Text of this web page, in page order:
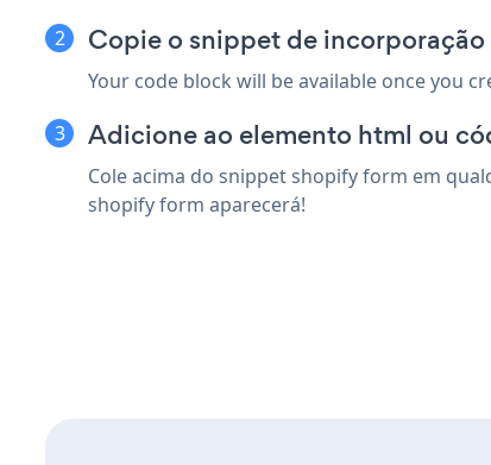
Copie o snippet de
Your code block will be available once you
Adicione ao elemento html ou
Cole acima do snippet shopify form em
shopify form aparecerá!